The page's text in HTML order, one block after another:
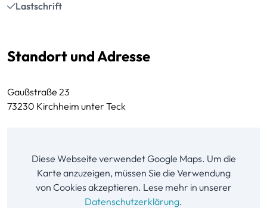
Lastschrift
Standort und Adresse
Gaußstraße 23
73230 Kirchheim unter Teck
Diese Webseite verwendet Google Maps. Um die
Karte anzuzeigen, müssen Sie die Verwendung
von Cookies akzeptieren. Lese mehr in unserer
Datenschutzerklärung.